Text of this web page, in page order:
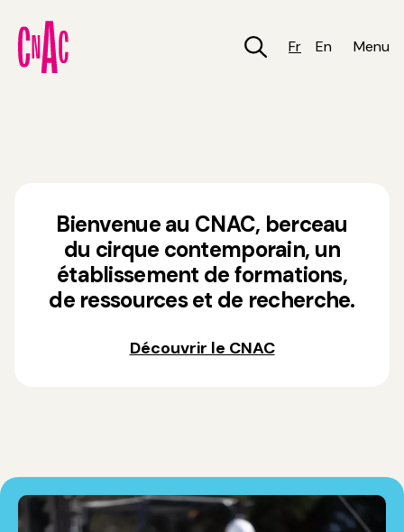
contenu
principal
Fr En Menu
Bienvenue au CNAC, berceau
du cirque contemporain, un
établissement de formations,
de ressources et de recherche.
Découvrir le CNAC